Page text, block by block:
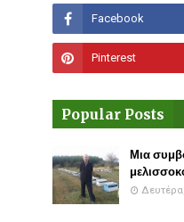
Popular Posts
Μια